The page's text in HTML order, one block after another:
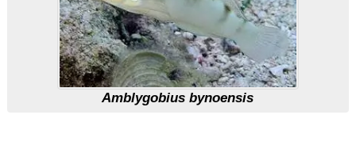
Amblygobius bynoensis